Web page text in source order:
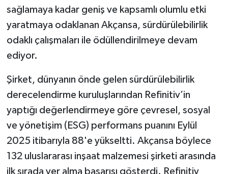
sağlamaya kadar geniş ve kapsamlı olumlu etki
yaratmaya odaklanan Akçansa, sürdürülebilirlik
odaklı çalışmaları ile ödüllendirilmeye devam
ediyor.
Şirket, dünyanın önde gelen sürdürülebilirlik
derecelendirme kuruluşlarından Refinitiv’in
yaptığı değerlendirmeye göre çevresel, sosyal
ve yönetişim (ESG) performans puanını Eylül
2025 itibarıyla 88'e yükseltti. Akçansa böylece
132 uluslararası inşaat malzemesi şirketi arasında
ilk sırada yer alma başarısı gösterdi. Refinitiv